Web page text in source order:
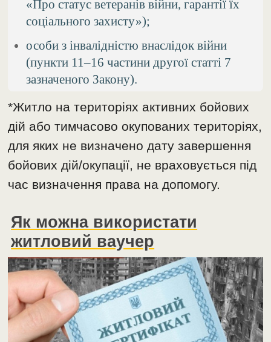
«Про статус ветеранів війни, гарантії їх
соціального захисту»);
особи з інвалідністю внаслідок війни
(пункти 11–16 частини другої статті 7
зазначеного Закону).
*Житло на територіях активних бойових
дій або тимчасово окупованих територіях,
для яких не визначено дату завершення
бойових дій/окупації, не враховується під
час визначення права на допомогу.
Як можна використати
житловий ваучер